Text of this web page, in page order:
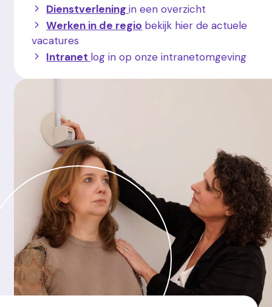
Dienstverleningin een overzicht
Werken in de regio bekijk hier de actuele
vacatures
Intranet log in op onze intranetomgeving